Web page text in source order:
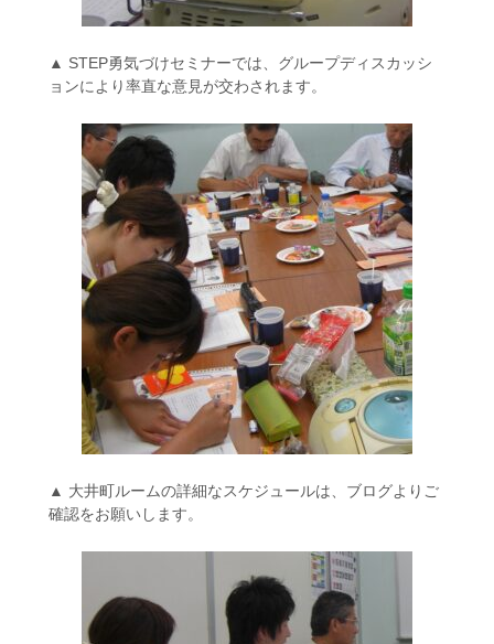
▲ STEP勇気づけセミナーでは、グループディスカッシ
ョンにより率直な意見が交わされます。
▲ 大井町ルームの詳細なスケジュールは、ブログよりご
確認をお願いします。